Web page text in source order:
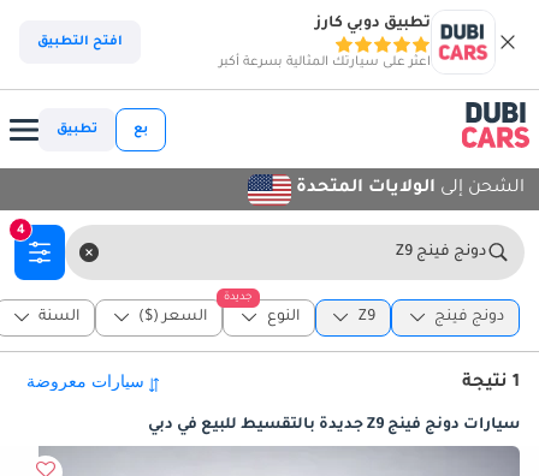
تطبيق دوبي كارز
اعثر على سيارتك المثالية بسرعة أكبر
افتح التطبيق
بع تطبيق
الشحن إلى الولايات المتحدة
دونج فينج Z9
4
دونج فينج Z9
جديدة
النوع السعر ($) السنة
1 نتيجة
سيارات دونج فينج Z9 جديدة بالتقسيط للبيع في دبي